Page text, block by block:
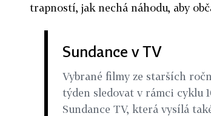
trapností, jak nechá náhodu, aby
Sundance v TV
Vybrané filmy ze starších
týden sledovat v rámci cyklu
Sundance TV, která vysílá